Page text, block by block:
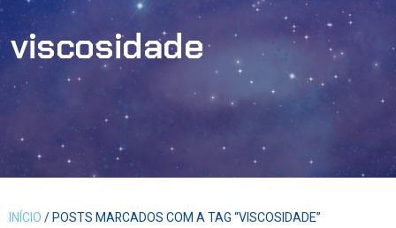
viscosidade
INÍCIO/ POSTS MARCADOS COM A TAG “VISCOSIDADE”